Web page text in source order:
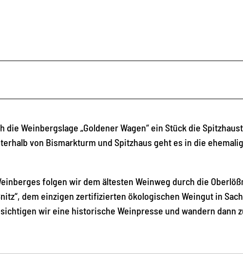
Weinbergslage „Goldener Wagen“ ein Stück die
von Bismarkturm und Spitzhaus geht es in die
folgen wir dem ältesten Weinweg durch die
dem einzigen zertifizierten ökologischen Weingut in
wir eine historische Weinpresse und wandern dann